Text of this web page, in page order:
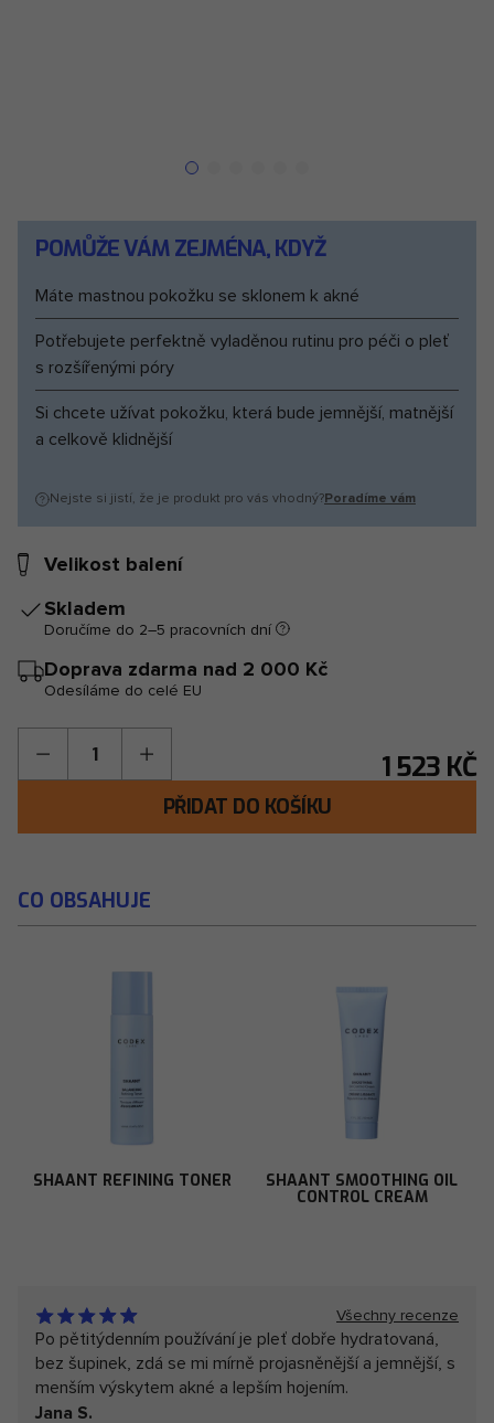
1 523 KČ
PŘIDAT DO KOŠÍKU
POMŮŽE VÁM ZEJMÉNA, KDYŽ
máte mastnou pokožku se sklonem k akné
potřebujete perfektně vyladěnou rutinu pro péči o pleť
s rozšířenými póry
si chcete užívat pokožku, která bude jemnější, matnější
a celkově klidnější
Nejste si jistí, že je produkt pro vás vhodný?Poradíme vám
Velikost balení
Skladem
Doručíme do 2–5 pracovních dní
Doprava zdarma nad 2 000 Kč
Odesíláme do celé EU
Všechny recenze
Po pětitýdenním používání je pleť dobře hydratovaná,
bez šupinek, zdá se mi mírně projasněnější a jemnější, s
menším výskytem akné a lepším hojením.
Jana S.
CO OBSAHUJE
SHAANT REFINING TONER SHAANT SMOOTHING OIL
CONTROL CREAM